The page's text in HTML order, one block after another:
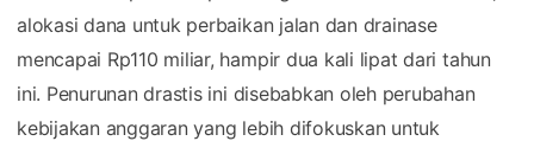
alokasi dana untuk perbaikan jalan dan drainase
mencapai Rp110 miliar, hampir dua kali lipat dari tahun
ini. Penurunan drastis ini disebabkan oleh perubahan
kebijakan anggaran yang lebih difokuskan untuk